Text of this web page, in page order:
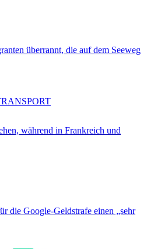
überrannt, die auf dem Seeweg
während in Frankreich und
die Google-Geldstrafe einen „sehr